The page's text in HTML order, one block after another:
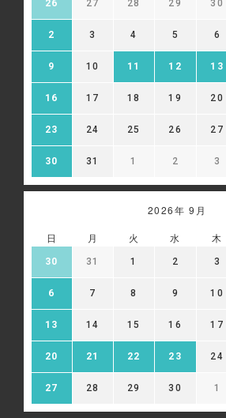
26 27 28 29 30
2 3 4 5 6
9 10 11 12 13
16 17 18 19 20
23 24 25 26 27
30 31 1 2 3
2026年 9月
日 月 火 水 木
30 31 1 2 3
6 7 8 9 10
13 14 15 16 17
20 21 22 23 24
27 28 29 30 1